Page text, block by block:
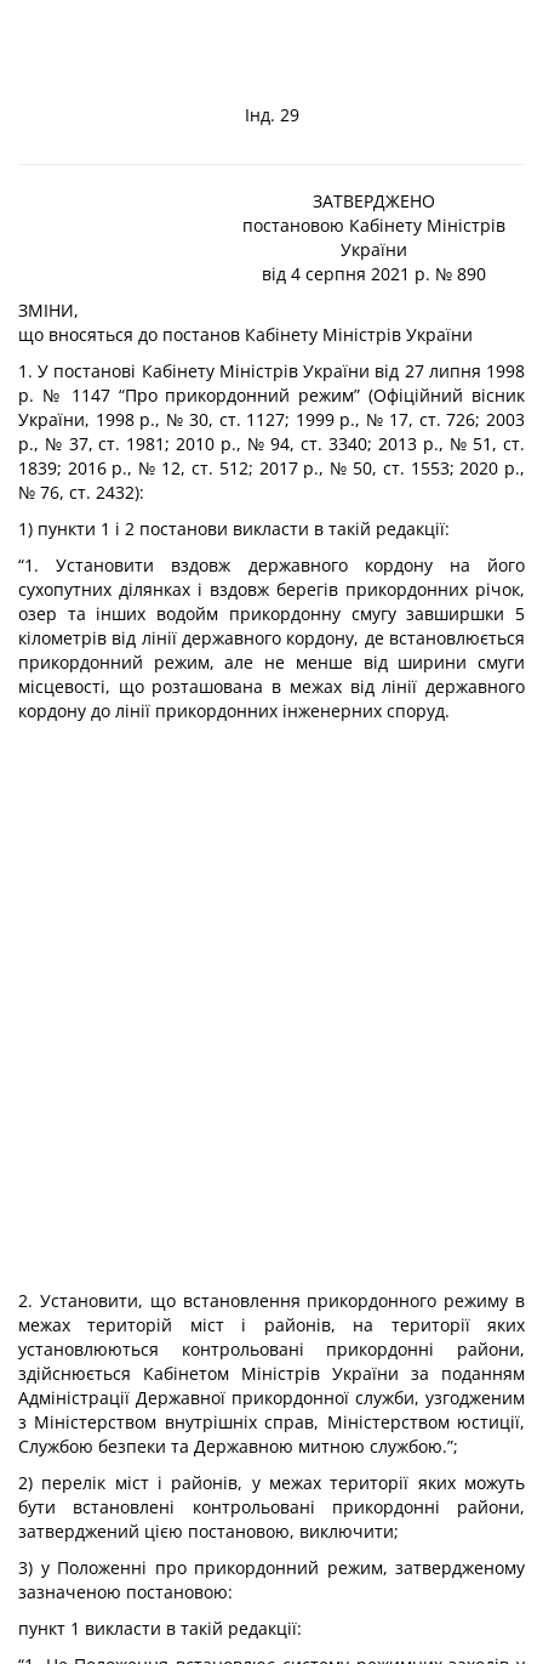
Інд. 29
ЗАТВЕРДЖЕНО
постановою Кабінету Міністрів
України
від 4 серпня 2021 р. № 890
ЗМІНИ,
що вносяться до постанов Кабінету Міністрів України
1. У постанові Кабінету Міністрів України від 27 липня 1998
р. № 1147 “Про прикордонний режим” (Офіційний вісник
України, 1998 р., № 30, ст. 1127; 1999 р., № 17, ст. 726; 2003
р., № 37, ст. 1981; 2010 р., № 94, ст. 3340; 2013 р., № 51, ст.
1839; 2016 р., № 12, ст. 512; 2017 р., № 50, ст. 1553; 2020 р.,
№ 76, ст. 2432):
1) пункти 1 і 2 постанови викласти в такій редакції:
“1. Установити вздовж державного кордону на його
сухопутних ділянках і вздовж берегів прикордонних річок,
озер та інших водойм прикордонну смугу завширшки 5
кілометрів від лінії державного кордону, де встановлюється
прикордонний режим, але не менше від ширини смуги
місцевості, що розташована в межах від лінії державного
кордону до лінії прикордонних інженерних споруд.
2. Установити, що встановлення прикордонного режиму в
межах територій міст і районів, на території яких
установлюються контрольовані прикордонні райони,
здійснюється Кабінетом Міністрів України за поданням
Адміністрації Державної прикордонної служби, узгодженим
з Міністерством внутрішніх справ, Міністерством юстиції,
Службою безпеки та Державною митною службою.”;
2) перелік міст і районів, у межах території яких можуть
бути встановлені контрольовані прикордонні райони,
затверджений цією постановою, виключити;
3) у Положенні про прикордонний режим, затвердженому
зазначеною постановою:
пункт 1 викласти в такій редакції: